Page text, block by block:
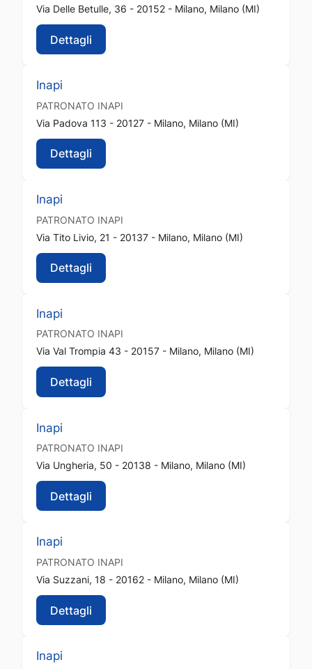
Via Delle Betulle, 36 - 20152 - Milano, Milano (MI)
Dettagli
Inapi
PATRONATO INAPI
Via Padova 113 - 20127 - Milano, Milano (MI)
Dettagli
Inapi
PATRONATO INAPI
Via Tito Livio, 21 - 20137 - Milano, Milano (MI)
Dettagli
Inapi
PATRONATO INAPI
Via Val Trompia 43 - 20157 - Milano, Milano (MI)
Dettagli
Inapi
PATRONATO INAPI
Via Ungheria, 50 - 20138 - Milano, Milano (MI)
Dettagli
Inapi
PATRONATO INAPI
Via Suzzani, 18 - 20162 - Milano, Milano (MI)
Dettagli
Inapi